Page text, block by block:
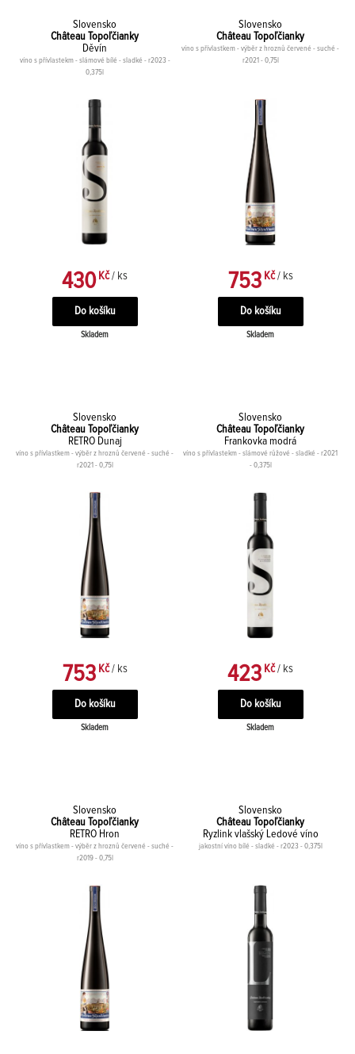
Slovensko
Château Topoľčianky
Děvín
víno s přívlastekm - slámové bílé - sladké - r2023 -
0,375l
430Kč / ks
Skladem
Slovensko
Château Topoľčianky
víno s přívlastkem - výběr z hroznů červené - suché -
r2021 - 0,75l
753Kč / ks
Skladem
Slovensko
Château Topoľčianky
RETRO Dunaj
víno s přívlastkem - výběr z hroznů červené - suché -
r2021 - 0,75l
753Kč / ks
Skladem
Slovensko
Château Topoľčianky
Frankovka modrá
víno s přívlastekm - slámové růžové - sladké - r2021
- 0,375l
423 Kč / ks
Skladem
Slovensko
Château Topoľčianky
RETRO Hron
víno s přívlastkem - výběr z hroznů červené - suché -
r2019 - 0,75l
Slovensko
Château Topoľčianky
Ryzlink vlašský Ledové víno
jakostní víno bílé - sladké - r2023 - 0,375l